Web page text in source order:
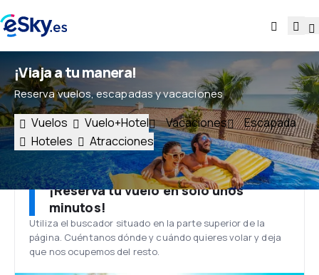
¡Viaja a tu manera!
Reserva vuelos, escapadas y vacaciones
Vuelos Vuelo+Hotel Vacaciones
Escapada
Hoteles
Atracciones
¡Reserva tu vuelo en solo unos
minutos!
Utiliza el buscador situado en la parte superior de la
página. Cuéntanos dónde y cuándo quieres volar y deja
que nos ocupemos del resto.